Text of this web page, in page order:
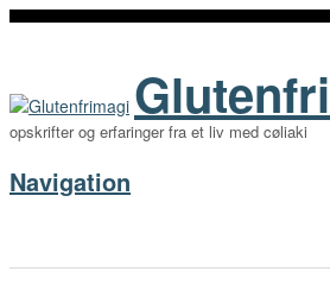
opskrifter og erfaringer fra et liv med cøliaki
Navigation